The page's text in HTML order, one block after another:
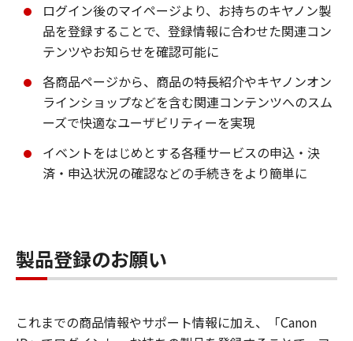
ログイン後のマイページより、お持ちのキヤノン製
品を登録することで、登録情報に合わせた関連コン
テンツやお知らせを確認可能に
各商品ページから、商品の特長紹介やキヤノンオン
ラインショップなどを含む関連コンテンツへのスム
ーズで快適なユーザビリティーを実現
イベントをはじめとする各種サービスの申込・決
済・申込状況の確認などの手続きをより簡単に
製品登録のお願い
これまでの商品情報やサポート情報に加え、「Canon